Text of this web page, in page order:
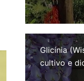
Glicínia
cultivo e